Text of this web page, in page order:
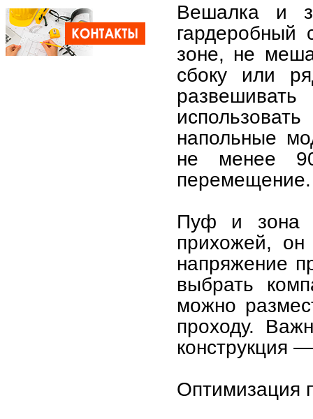
Вешалка и
гардеробный
зоне, не
сбоку или
напольные
не менее
перемещение.
Пуф и зона
прихожей, он
напряжение
выбрать
можно
проходу.
конструкция
Оптимизация